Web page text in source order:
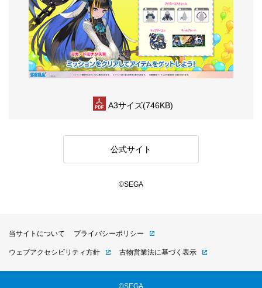
A3サイズ(746KB)
公式サイト
©SEGA
当サイトについて プライバシーポリシー
ウェブアクセシビリティ方針 古物営業法に基づく表示
©SEGA